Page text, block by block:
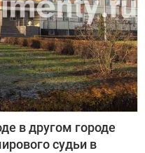
в другом городе
судьи в